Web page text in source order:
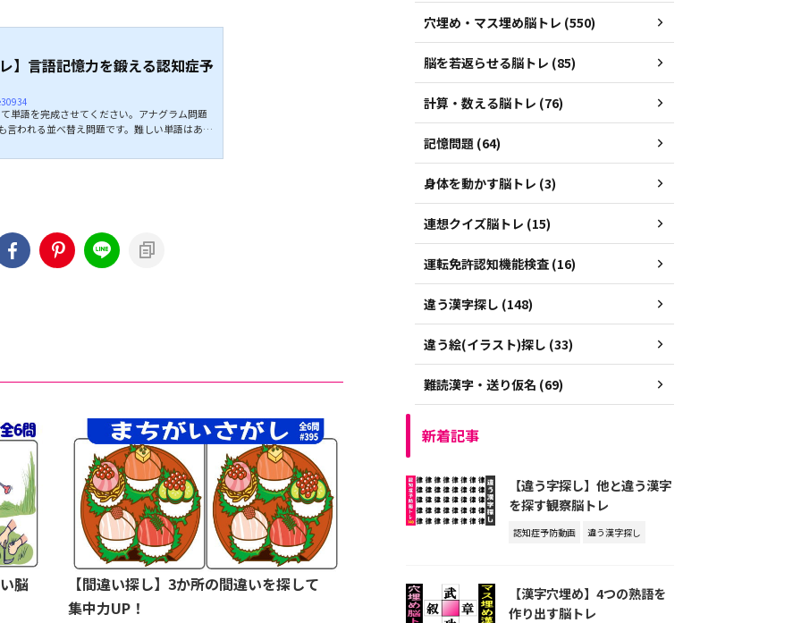
】言語記憶力を鍛える認知症予
単語を完成させてください。アナグラム問題
言われる並べ替え問題です。難しい単語はあり
ンジしみてください。 ↓↓続きは動画でどう
脳
【間違い探し】3か所の間違いを探して
集中力UP！
穴埋め・マス埋め脳トレ (550)
脳を若返らせる脳トレ (85)
計算・数える脳トレ (76)
記憶問題 (64)
身体を動かす脳トレ (3)
連想クイズ脳トレ (15)
運転免許認知機能検査 (16)
違う漢字探し (148)
違う絵(イラスト)探し (33)
難読漢字・送り仮名 (69)
新着記事
【違う字探し】他と違う漢字
を探す観察脳トレ
認知症予防動画 違う漢字探し
【漢字穴埋め】4つの熟語を
作り出す脳トレ